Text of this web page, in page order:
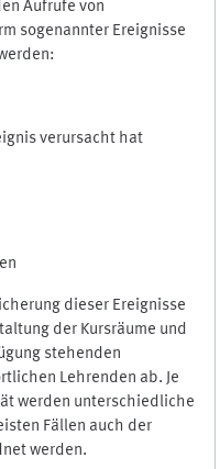
Aufrufe von
sogenannter Ereignisse
verursacht hat
dieser Ereignisse
der Kursräume und
stehenden
Lehrenden ab. Je
werden unterschiedliche
Fällen auch der
werden.